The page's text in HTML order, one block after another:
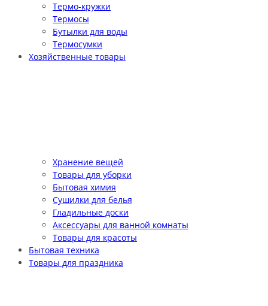
Термо-кружки
Термосы
Бутылки для воды
Термосумки
Хозяйственные товары
Хранение вещей
Товары для уборки
Бытовая химия
Сушилки для белья
Гладильные доски
Аксессуары для ванной комнаты
Товары для красоты
Бытовая техника
Товары для праздника